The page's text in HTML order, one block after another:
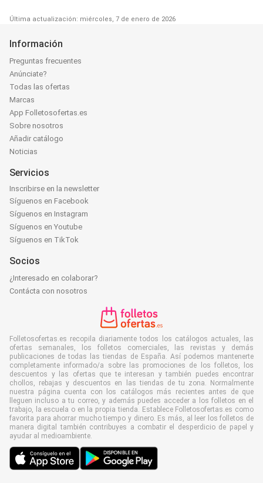
Última actualización: miércoles, 7 de enero de 2026
Información
Preguntas frecuentes
Anúnciate?
Todas las ofertas
Marcas
App Folletosofertas.es
Sobre nosotros
Añadir catálogo
Noticias
Servicios
Inscribirse en la newsletter
Síguenos en Facebook
Síguenos en Instagram
Síguenos en Youtube
Síguenos en TikTok
Socios
¿Interesado en colaborar?
Contácta con nosotros
Folletosofertas.es recopila diariamente todos los catálogos actuales, las
ofertas semanales, los folletos comerciales, las revistas y demás
publicaciones de todas las tiendas de España. Así podemos mantenerte
completamente informado/a sobre las promociones de los folletos, los
descuentos y las ofertas que te interesan y también puedes encontrar
chollos, rebajas y descuentos en las tiendas de tu zona. Normalmente
nuestra página cuenta con los catálogos más recientes antes de que
lleguen incluso a tu correo, y además puedes acceder a los folletos en el
trabajo, la escuela o en la propia tienda. Establece Folletosofertas.es como
favorita para ahorrar mucho tiempo y dinero. Es más, al leer los folletos de
manera digital también contribuyes a combatir el desperdicio de papel y
ayudar al medioambiente.